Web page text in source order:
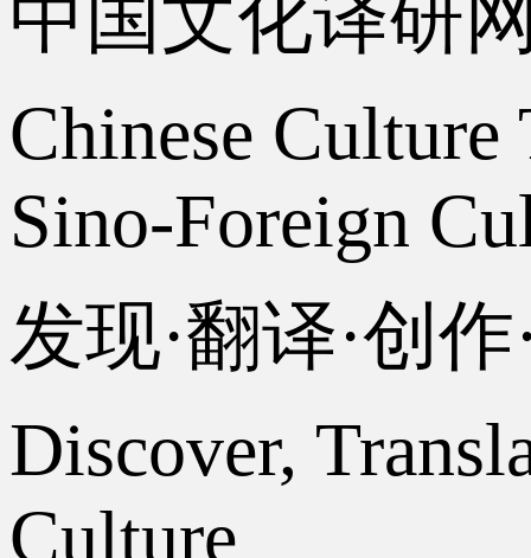
中国文化译研
Chinese
Sino-Foreign
发现·翻译·创
Discover,
Culture